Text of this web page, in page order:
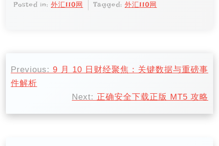
Posted in: 外汇110网 Tagged: 外汇110网
章
导
Previous: 9 月 10 日财经聚焦：关键数据与重磅事
件解析
Next: 正确安全下载正版 MT5 攻略​